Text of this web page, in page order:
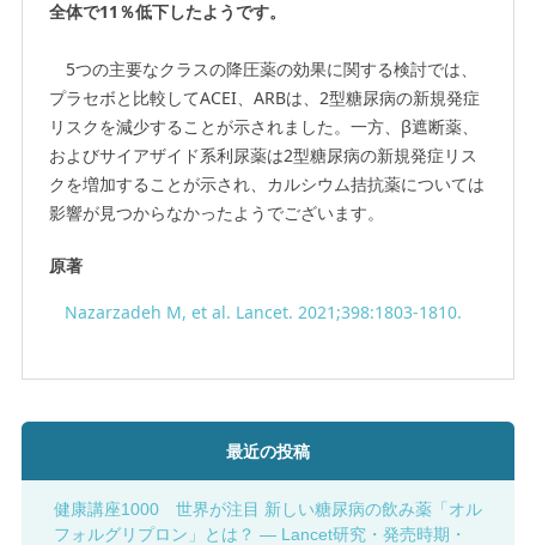
全体で11％低下したようです。
5つの主要なクラスの降圧薬の効果に関する検討では、
プラセボと比較してACEI、ARBは、2型糖尿病の新規発症
リスクを減少することが示されました。一方、β遮断薬、
およびサイアザイド系利尿薬は2型糖尿病の新規発症リス
クを増加することが示され、カルシウム拮抗薬については
影響が見つからなかったようでございます。
原著
Nazarzadeh M, et al. Lancet. 2021;398:1803-1810.
最近の投稿
健康講座1000 世界が注目 新しい糖尿病の飲み薬「オル
フォルグリプロン」とは？ ― Lancet研究・発売時期・